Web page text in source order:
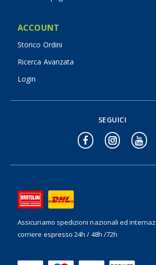
ACCOUNT
Storico Ordini
Ricerca Avanzata
Login
Assicuriamo spedizioni nazionali ed
corriere espresso 24h / 48h /72h
SEGUICI